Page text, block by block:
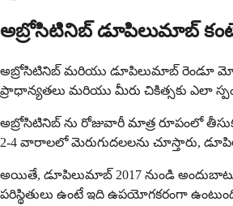
అబ్రోసిటినిబ్ డూపిలుమాబ్
అబ్రోసిటినిబ్ మరియు డూపిలుమాబ్ రెండూ
ప్రాధాన్యతలు మరియు మీరు చికిత్సకు ఎలా
అబ్రోసిటినిబ్ ను రోజువారీ మాత్ర రూపంలో
2-4 వారాలలో మెరుగుదలలను చూస్తారు,
అయితే, డూపిలుమాబ్ 2017 నుండి
పరిస్థితులు ఉంటే ఇది ఉపయోగకరంగా